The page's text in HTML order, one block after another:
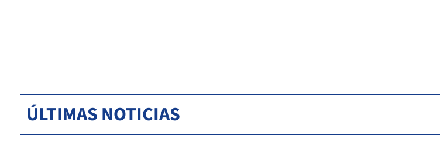
ÚLTIMAS NOTICIAS